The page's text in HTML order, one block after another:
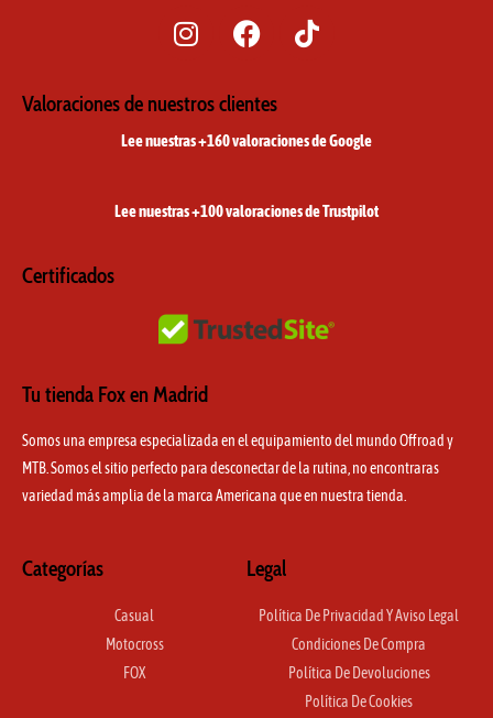
I
n
t
g
a
F
a
e
b
o
k
T
i
o
k
Valoraciones de nuestros clientes
Lee nuestras +160 valoraciones de Google
Lee nuestras +100 valoraciones de Trustpilot
Certificados
Tu tienda Fox en Madrid
Somos una empresa especializada en el equipamiento del mundo Offroad y
MTB. Somos el sitio perfecto para desconectar de la rutina, no encontraras
variedad más amplia de la marca Americana que en nuestra tienda.
Categorías
Casual
Motocross
FOX
Legal
Política De Privacidad Y Aviso Legal
Condiciones De Compra
Política De Devoluciones
Política De Cookies